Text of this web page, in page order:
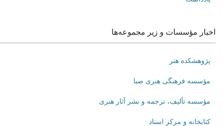
اخبار مؤسسات و زیر مجموعه‌ها
پژوهشکده هنر
مؤسسه فرهنگی هنری صبا
مؤسسه تألیف، ترجمه و نشر آثار هنری
کتابخانه و مرکز اسناد